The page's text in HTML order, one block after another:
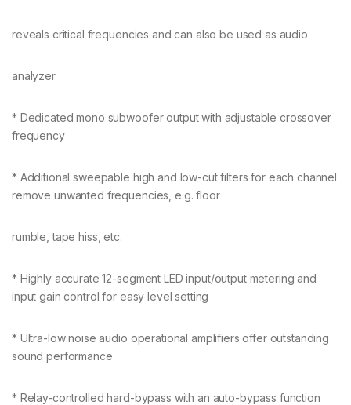
reveals critical frequencies and can also be used as audio
analyzer
* Dedicated mono subwoofer output with adjustable crossover
frequency
* Additional sweepable high and low-cut filters for each channel
remove unwanted frequencies, e.g. floor
rumble, tape hiss, etc.
* Highly accurate 12-segment LED input/output metering and
input gain control for easy level setting
* Ultra-low noise audio operational amplifiers offer outstanding
sound performance
* Relay-controlled hard-bypass with an auto-bypass function